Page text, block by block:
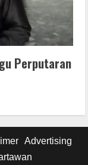
Perputaran
Advertising